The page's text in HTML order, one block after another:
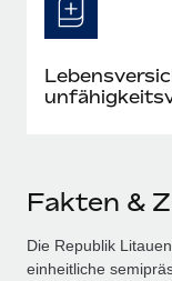
Fakten &
Die Republik
einheitliche